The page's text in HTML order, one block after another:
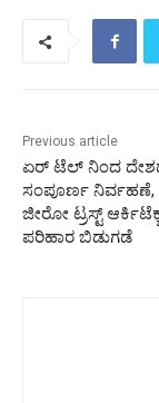
Previous article
ಏರ್‌ ಟೆಲ್ ನಿಂದ
ಸಂಪೂರ್ಣ ನಿರ್ವಹಣೆ,
ಜೀರೋ ಟ್ರಸ್ಟ್
ಪರಿಹಾರ ಬಿಡುಗಡೆ